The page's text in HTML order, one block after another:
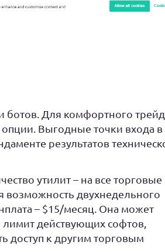
ботов. Для комфортного
Выгодные точки входа в
результатов
утилит – на все торговые
возможность двухнедельного
– $15/месяц. Она может
лимит действующих софтов,
доступ к другим торговым